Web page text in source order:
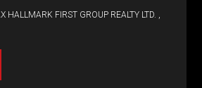
HALLMARK FIRST GROUP REALTY LTD. ,